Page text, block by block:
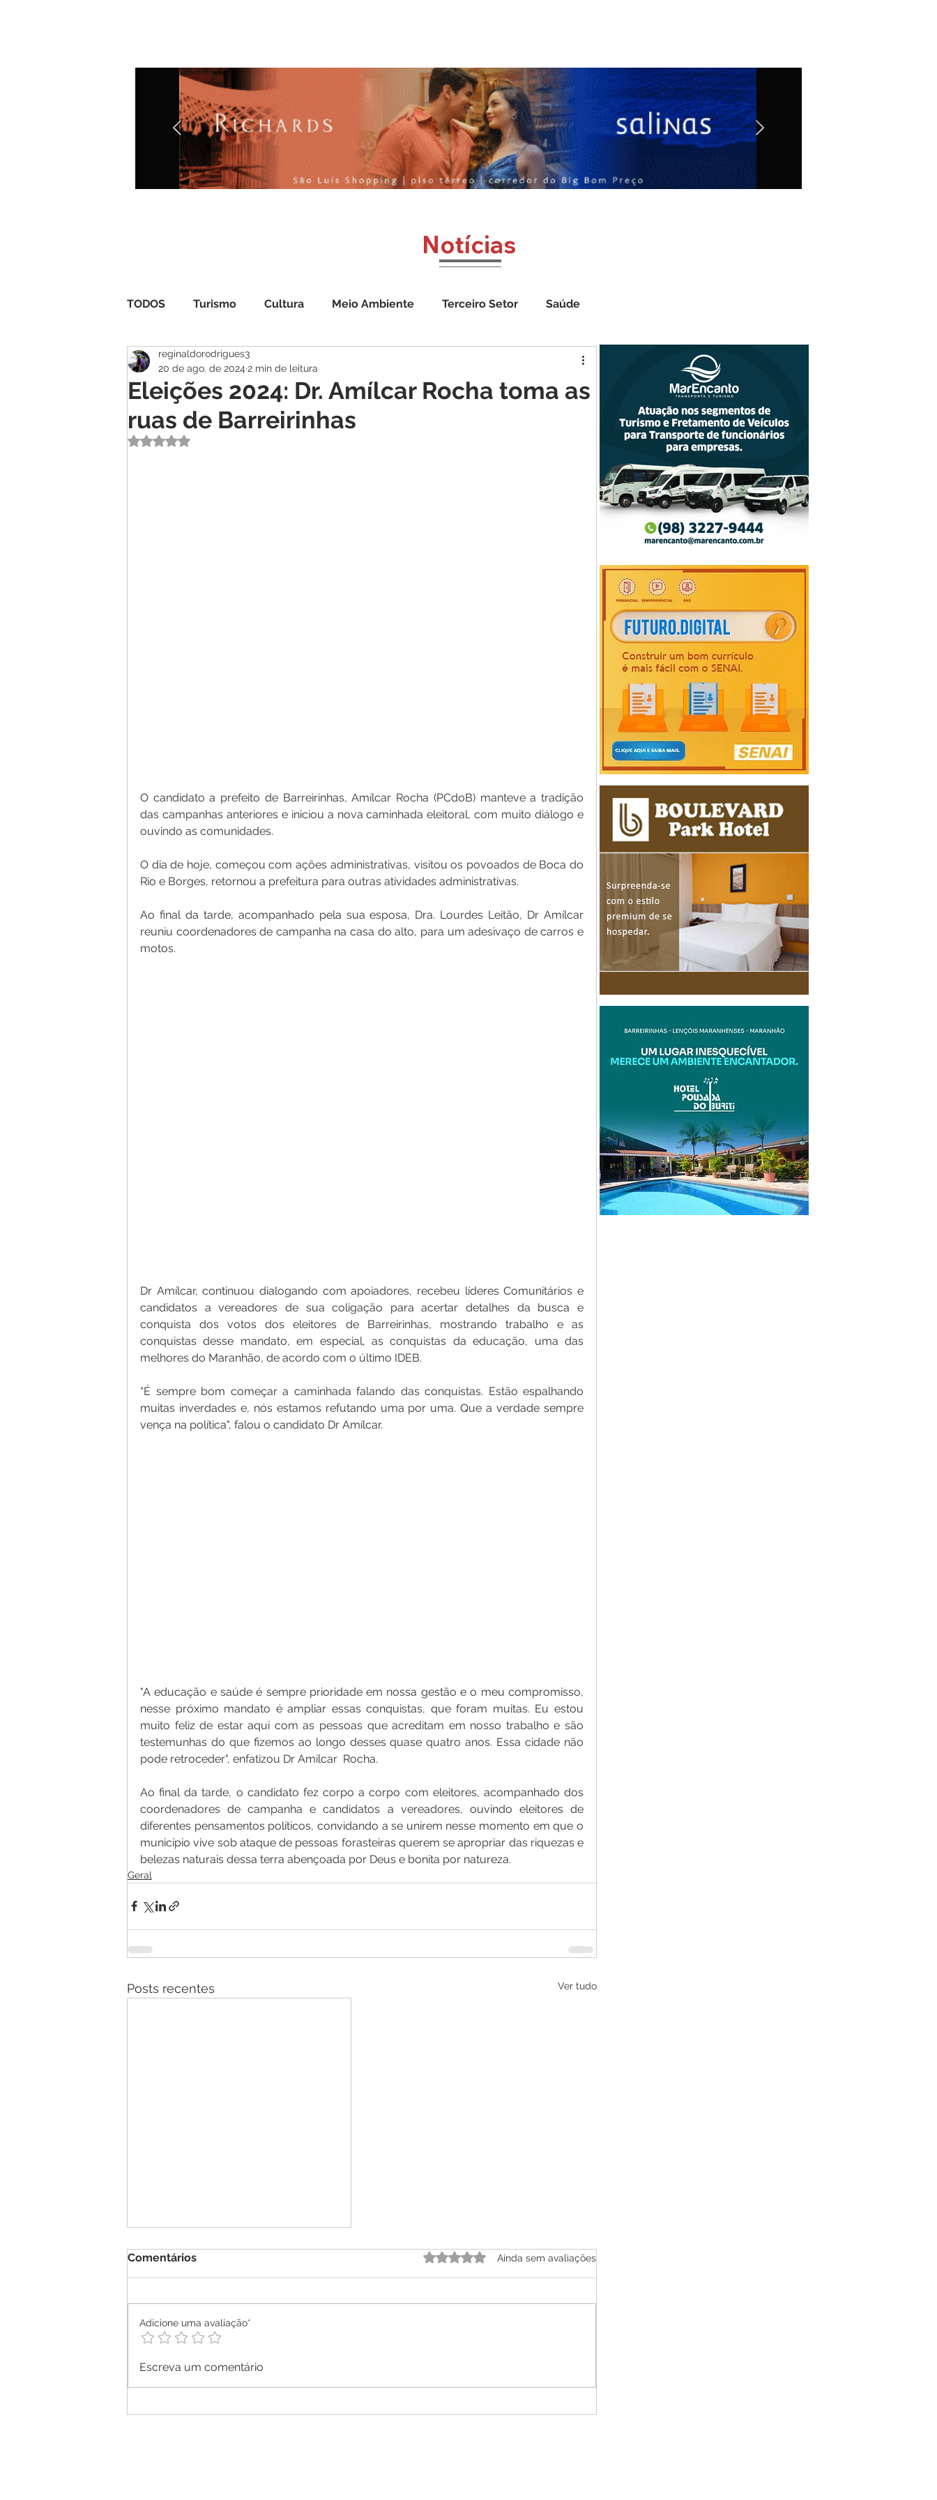
Notícias
TODOS Turismo Cultura Meio Ambiente Terceiro Setor Saúde
Atualidade Geral
Eleições 2024: Dr. Amílcar Rocha toma as
ruas de Barreirinhas
reginaldorodrigues3
20 de ago. de 2024 2 min de leitura
Avaliado com NaN de 5 estrelas.
O candidato a prefeito de Barreirinhas, Amílcar Rocha (PCdoB) manteve a tradição
das campanhas anteriores e iniciou a nova caminhada eleitoral, com muito diálogo e
ouvindo as comunidades.
O dia de hoje, começou com ações administrativas, visitou os povoados de Boca do
Rio e Borges, retornou a prefeitura para outras atividades administrativas.
Ao final da tarde, acompanhado pela sua esposa, Dra. Lourdes Leitão, Dr Amílcar
reuniu coordenadores de campanha na casa do alto, para um adesivaço de carros e
motos.
Dr Amílcar, continuou dialogando com apoiadores, recebeu líderes Comunitários e
candidatos a vereadores de sua coligação para acertar detalhes da busca e
conquista dos votos dos eleitores de Barreirinhas, mostrando trabalho e as
conquistas desse mandato, em especial, as conquistas da educação, uma das
melhores do Maranhão, de acordo com o último IDEB.
“É sempre bom começar a caminhada falando das conquistas. Estão espalhando
muitas inverdades e, nós estamos refutando uma por uma. Que a verdade sempre
vença na política", falou o candidato Dr Amílcar.
"A educação e saúde é sempre prioridade em nossa gestão e o meu compromisso,
nesse próximo mandato é ampliar essas conquistas, que foram muitas. Eu estou
muito feliz de estar aqui com as pessoas que acreditam em nosso trabalho e são
testemunhas do que fizemos ao longo desses quase quatro anos. Essa cidade não
pode retroceder", enfatizou Dr Amílcar  Rocha.
Ao final da tarde, o candidato fez corpo a corpo com eleitores, acompanhado dos
coordenadores de campanha e candidatos a vereadores, ouvindo eleitores de
diferentes pensamentos políticos, convidando a se unirem nesse momento em que o
município vive sob ataque de pessoas forasteiras querem se apropriar das riquezas e
belezas naturais dessa terra abençoada por Deus e bonita por natureza.
Geral
Posts recentes Ver tudo
Sebrae Delas começam hoje
Comentários Avaliado com 0 de 5 estrelas.
Ainda sem avaliações
Adicione uma avaliação*
Escreva um comentário